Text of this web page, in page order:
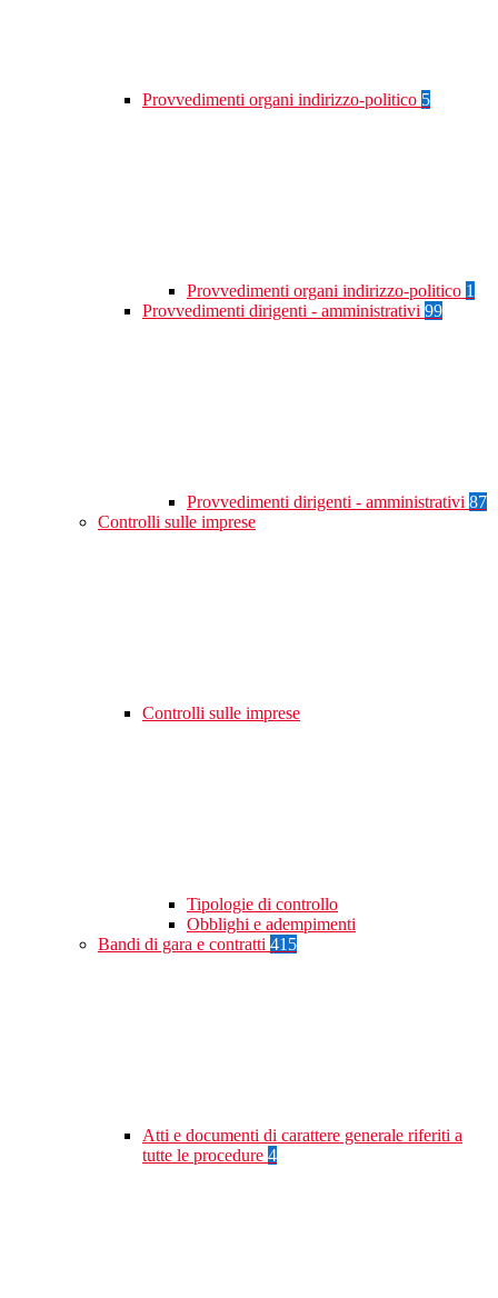
Provvedimenti organi indirizzo-politico 5
Provvedimenti organi indirizzo-politico 1
Provvedimenti dirigenti - amministrativi 99
Provvedimenti dirigenti - amministrativi 87
Controlli sulle imprese
Controlli sulle imprese
Tipologie di controllo
Obblighi e adempimenti
Bandi di gara e contratti 415
Atti e documenti di carattere generale riferiti a
tutte le procedure 4